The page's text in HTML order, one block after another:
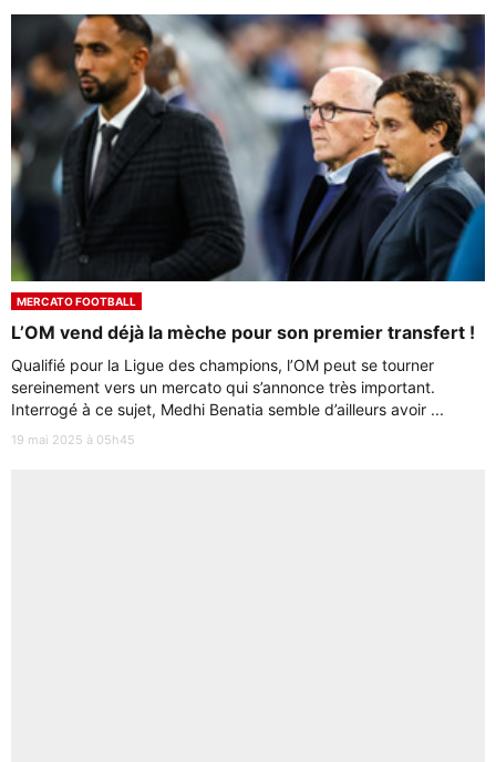
MERCATO FOOTBALL
L’OM vend déjà la mèche pour son premier transfert !
Qualifié pour la Ligue des champions, l’OM peut se tourner
sereinement vers un mercato qui s’annonce très important.
Interrogé à ce sujet, Medhi Benatia semble d’ailleurs avoir ...
19 mai 2025 à 05h45